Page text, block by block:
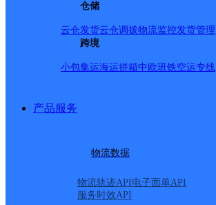
仓储
云仓发货云仓调拨物流监控发货管理
跨境
小包集运海运拼箱中欧班铁空运专线
产品服务
物流数据
物流轨迹API电子面单API
服务时效API